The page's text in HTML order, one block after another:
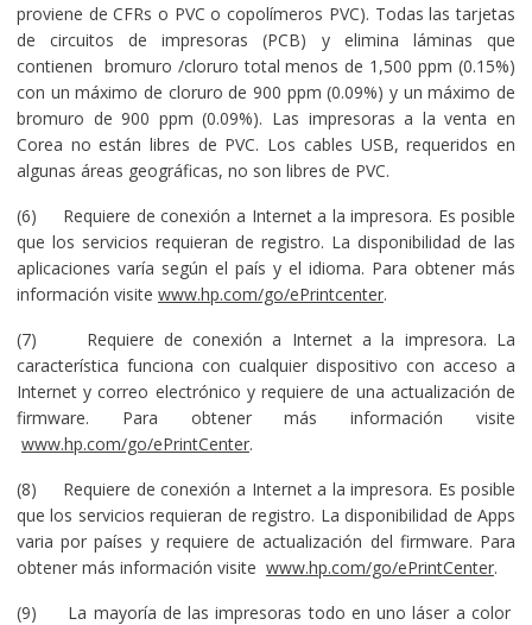
proviene de CFRs o PVC o copolímeros PVC). Todas las tarjetas
de circuitos de impresoras (PCB) y elimina láminas que
contienen bromuro /cloruro total menos de 1,500 ppm (0.15%)
con un máximo de cloruro de 900 ppm (0.09%) y un máximo de
bromuro de 900 ppm (0.09%). Las impresoras a la venta en
Corea no están libres de PVC. Los cables USB, requeridos en
algunas áreas geográficas, no son libres de PVC.
(6) Requiere de conexión a Internet a la impresora. Es posible
que los servicios requieran de registro. La disponibilidad de las
aplicaciones varía según el país y el idioma. Para obtener más
información visite www.hp.com/go/ePrintcenter.
(7) Requiere de conexión a Internet a la impresora. La
característica funciona con cualquier dispositivo con acceso a
Internet y correo electrónico y requiere de una actualización de
firmware. Para obtener más información visite
www.hp.com/go/ePrintCenter.
(8) Requiere de conexión a Internet a la impresora. Es posible
que los servicios requieran de registro. La disponibilidad de Apps
varia por países y requiere de actualización del firmware. Para
obtener más información visite www.hp.com/go/ePrintCenter.
(9) La mayoría de las impresoras todo en uno láser a color